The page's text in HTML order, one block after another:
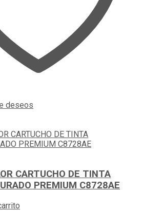
deseos
CARTUCHO DE TINTA
PREMIUM C8728AE